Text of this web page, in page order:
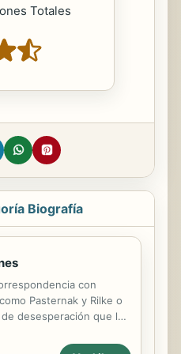
Totales
Biografía
con
Pasternak y Rilke o
de desesperación que le
más intensos de sus